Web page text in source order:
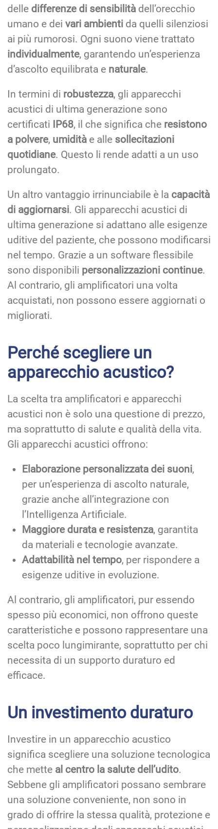
delle differenze di sensibilità dell’orecchio
umano e dei vari ambienti da quelli silenziosi
ai più rumorosi. Ogni suono viene trattato
individualmente, garantendo un’esperienza
d’ascolto equilibrata e naturale.
In termini di robustezza, gli apparecchi
acustici di ultima generazione sono
certificati
IP68, il che significa che resistono
a polvere, umidità e alle sollecitazioni
quotidiane. Questo li rende adatti a un uso
prolungato.
Un altro vantaggio irrinunciabile è la capacità
di aggiornarsi. Gli apparecchi acustici di
ultima generazione si adattano alle esigenze
uditive del paziente, che possono modificarsi
nel tempo. Grazie a un software flessibile
sono disponibili personalizzazioni continue.
Al contrario, gli amplificatori una volta
acquistati, non possono essere aggiornati o
migliorati.
Perché scegliere un
apparecchio acustico?
La scelta tra amplificatori e apparecchi
acustici non è solo una questione di prezzo,
ma soprattutto di salute e qualità della vita.
Gli apparecchi acustici offrono:
Elaborazione personalizzata dei suoni,
per un’esperienza di ascolto naturale,
grazie anche all’integrazione con
l’Intelligenza Artificiale.
Maggiore durata e resistenza, garantita
da materiali e tecnologie avanzate.
Adattabilità nel tempo, per rispondere a
esigenze uditive in evoluzione.
Al contrario, gli amplificatori, pur essendo
spesso più economici, non offrono queste
caratteristiche e possono rappresentare una
scelta poco lungimirante, soprattutto per chi
necessita di un supporto duraturo ed
efficace.
Un investimento duraturo
Investire in un apparecchio acustico
significa scegliere una soluzione tecnologica
che mette al centro la salute dell’udito.
Sebbene gli amplificatori possano sembrare
una soluzione conveniente, non sono in
grado di offrire la stessa qualità, protezione e